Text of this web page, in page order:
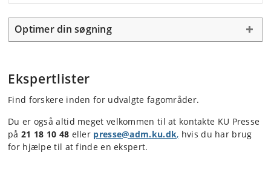
Optimer din søgning
Ekspertlister
Find forskere inden for udvalgte fagområder.
Du er også altid meget velkommen til at kontakte KU Presse
på 21 18 10 48 eller presse@adm.ku.dk, hvis du har brug
for hjælpe til at finde en ekspert.